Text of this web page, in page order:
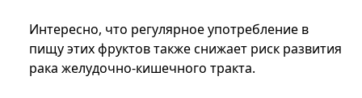
Интересно, что регулярное употребление в
пищу этих фруктов также снижает риск развития
рака желудочно-кишечного тракта.